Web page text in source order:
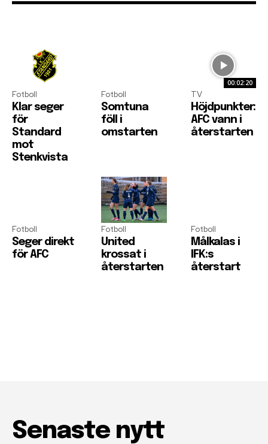
Fotboll
Klar seger
för
Standard
mot
Stenkvista
Fotboll
Somtuna
föll i
omstarten
00:02:20
TV
Höjdpunkter:
AFC vann i
återstarten
Fotboll
Seger direkt
för AFC
Fotboll
United
krossat i
återstarten
Fotboll
Målkalas i
IFK:s
återstart
Senaste nytt